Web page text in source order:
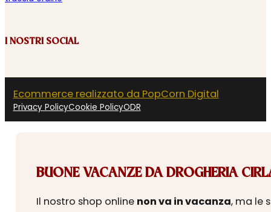
I NOSTRI SOCIAL
Ecommerce realizzato da PopCorn Digital
Privacy PolicyCookie PolicyODR
BUONE VACANZE DA DROGHERIA
Il nostro shop online non va in vacanza, ma le